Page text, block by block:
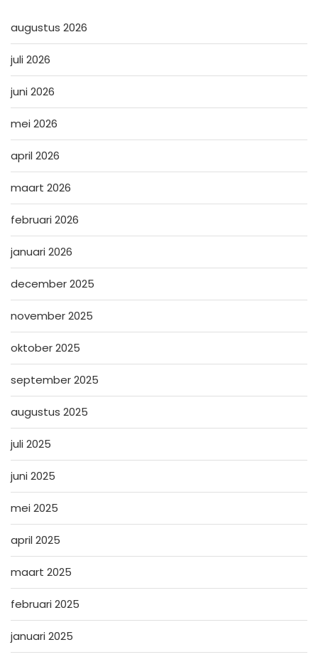
augustus 2026
juli 2026
juni 2026
mei 2026
april 2026
maart 2026
februari 2026
januari 2026
december 2025
november 2025
oktober 2025
september 2025
augustus 2025
juli 2025
juni 2025
mei 2025
april 2025
maart 2025
februari 2025
januari 2025